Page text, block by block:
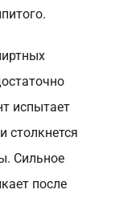
испытает
столкнется
Сильное
после